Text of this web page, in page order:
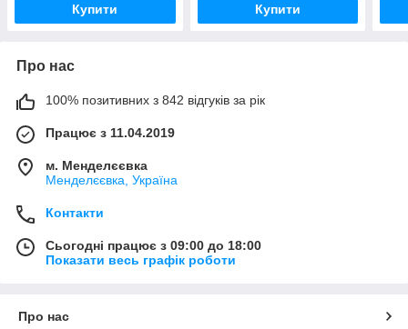
Купити Купити
Про нас
100% позитивних з 842 відгуків за рік
Працює з 11.04.2019
м. Менделєєвка
Менделєєвка, Україна
Контакти
Сьогодні працює з 09:00 до 18:00
Показати весь графік роботи
Про нас